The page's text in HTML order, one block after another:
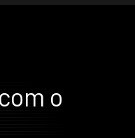
o